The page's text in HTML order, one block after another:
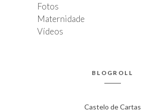
Fotos
Maternidade
Vídeos
BLOGROLL
Castelo de Cartas